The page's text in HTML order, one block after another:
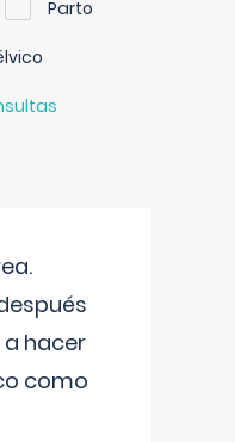
Parto
hacer
como